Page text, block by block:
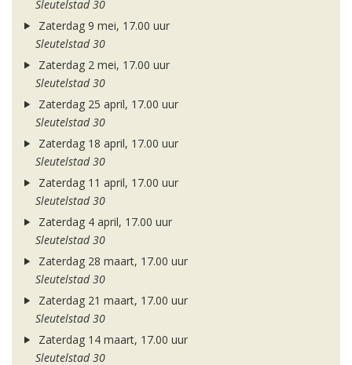
Sleutelstad 30
Zaterdag 9 mei, 17.00 uur
Sleutelstad 30
Zaterdag 2 mei, 17.00 uur
Sleutelstad 30
Zaterdag 25 april, 17.00 uur
Sleutelstad 30
Zaterdag 18 april, 17.00 uur
Sleutelstad 30
Zaterdag 11 april, 17.00 uur
Sleutelstad 30
Zaterdag 4 april, 17.00 uur
Sleutelstad 30
Zaterdag 28 maart, 17.00 uur
Sleutelstad 30
Zaterdag 21 maart, 17.00 uur
Sleutelstad 30
Zaterdag 14 maart, 17.00 uur
Sleutelstad 30